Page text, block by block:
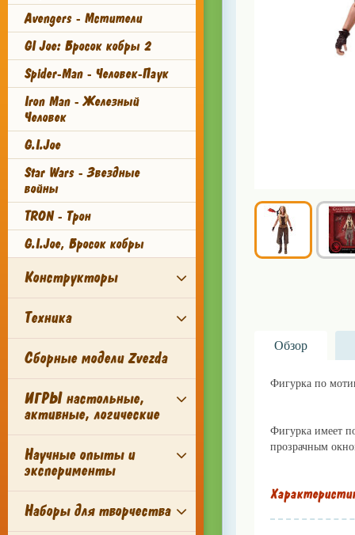
Avengers - Мстители
GI Joe: Бросок кобры 2
Spider-Man - Человек-Паук
Iron Man - Железный
Человек
G.I.Joe
Star Wars - Звездные
войны
TRON - Трон
G.I.Joe, Бросок кобры
Конструкторы
Техника
Сборные модели Zvezda
ИГРЫ настольные,
активные, логические
Научные опыты и
эксперименты
Наборы для творчества
Обзор
Фигурка по
Фигурка имеет
прозрачным